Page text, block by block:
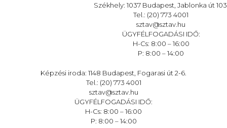
Székhely: 1037 Budapest, Jablonka út
Tel.: (20) 773 4001
sztav@sztav.hu
ÜGYFÉLFOGADÁSI IDŐ:
H-Cs: 8:00 – 16:00
P: 8:00 – 14:00
Képzési iroda: 1148 Budapest, Fogarasi út 2-6.
Tel.: (20) 773 4001
sztav@sztav.hu
ÜGYFÉLFOGADÁSI IDŐ:
H-Cs: 8:00 – 16:00
P: 8:00 – 14:00